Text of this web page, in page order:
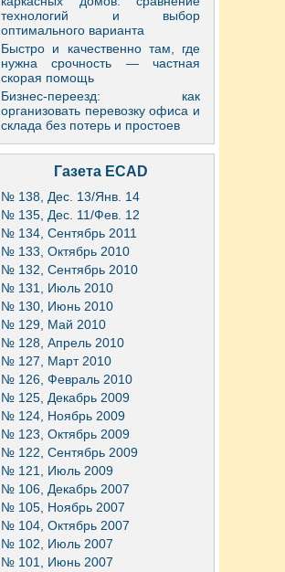
технологий и выбор
оптимального варианта
Быстро и качественно там, где
нужна срочность — частная
скорая помощь
Бизнес-переезд: как
организовать перевозку офиса и
склада без потерь и простоев
Газета ECAD
№ 138, Дес. 13/Янв. 14
№ 135, Дес. 11/Фев. 12
№ 134, Сентябрь 2011
№ 133, Октябрь 2010
№ 132, Сентябрь 2010
№ 131, Июль 2010
№ 130, Июнь 2010
№ 129, Май 2010
№ 128, Апрель 2010
№ 127, Март 2010
№ 126, Февраль 2010
№ 125, Декабрь 2009
№ 124, Ноябрь 2009
№ 123, Октябрь 2009
№ 122, Сентябрь 2009
№ 121, Июль 2009
№ 106, Декабрь 2007
№ 105, Ноябрь 2007
№ 104, Октябрь 2007
№ 102, Июль 2007
№ 101, Июнь 2007